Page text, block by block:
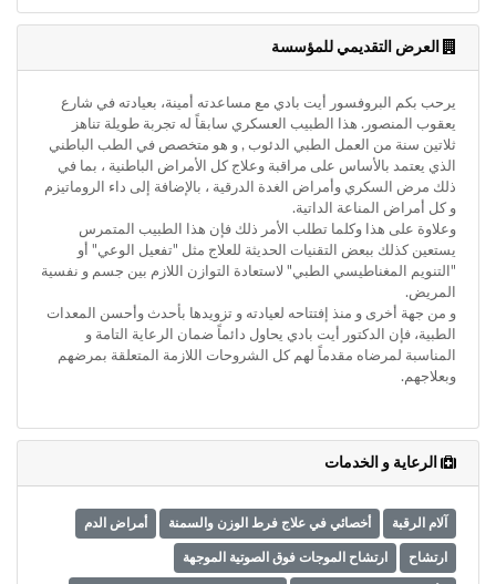
العرض التقديمي للمؤسسة
يرحب بكم البروفسور أيت بادي مع مساعدته أمينة، بعيادته في شارع
يعقوب المنصور. هذا الطبيب العسكري سابقاً له تجربة طويلة تناهز
ثلاتين سنة من العمل الطبي الدئوب , و هو متخصص في الطب الباطني
الذي يعتمد بالأساس على مراقبة وعلاج كل الأمراض الباطنية ، بما في
ذلك مرض السكري وأمراض الغدة الدرقية ، بالإضافة إلى داء الروماتيزم
و كل أمراض المناعة الداتية.
وعلاوة على هذا وكلما تطلب الأمر ذلك فإن هذا الطبيب المتمرس
يستعين كذلك ببعض التقنيات الحديثة للعلاج مثل "تفعيل الوعي" أو
"التنويم المغناطيسي الطبي" لاستعادة التوازن اللازم بين جسم و نفسية
المريض.
و من جهة أخرى و منذ إفتتاحه لعيادته و تزويدها بأحدث وأحسن المعدات
الطبية، فإن الدكتور أيت بادي يحاول دائماً ضمان الرعاية التامة و
المناسبة لمرضاه مقدماً لهم كل الشروحات اللازمة المتعلقة بمرضهم
وبعلاجهم.
الرعاية و الخدمات
آلام الرقبة أخصائي في علاج فرط الوزن والسمنة أمراض الدم
ارتشاح ارتشاح الموجات فوق الصوتية الموجهة